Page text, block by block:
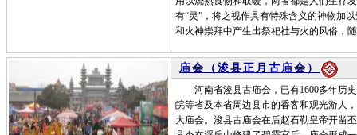
有“灵”，将之视作具有特殊含义的神物加
和火神崇拜中产生出祭祀社与火的风俗
庙会（浚县正月古庙会）
河南省浚县古庙会，已有1600多年历史
皖等省及本省周边县市的香客和观光游人
大庙会。浚县古庙会在后赵石勒皇帝开凿